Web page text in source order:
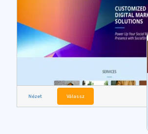
Nézet Válassz